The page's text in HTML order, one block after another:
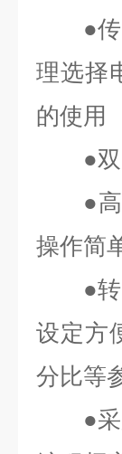
●
理选择
的使用
●
●
操作简
●
设定方
分比等
●